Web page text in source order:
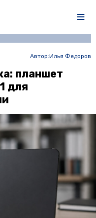
Автор:Илья Федоров
планшет
для